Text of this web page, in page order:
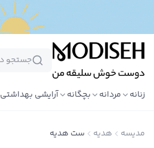
زنانه مردانه بچگانه آرایشی بهداشتی
مدیسه هدیه ست هدیه